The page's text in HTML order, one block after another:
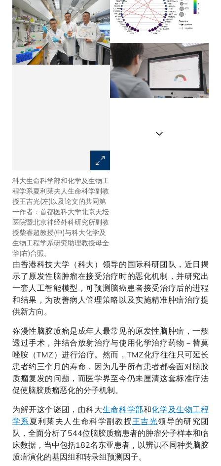
科大生命科学部和化学及生物工
程学系夏利莱夫人生命科学副教
授王吉光(左)以及论文的共同第
一作者：首都医科大学北京天坛
医院暨北京神经外科研究所副教
授柴睿超教授(中)与科大化学及
生物工程学系研究助理教授母全
华(右)合照。
由香港科技大学（科大）领导的国际科研团队，近日揭
示了原发性脑肿瘤在接受治疗时的恶化机制，并研究出
一套人工智能模型，可预测脑癌患者接受治疗后的进程
和结果，为改善病人管理策略以及实施精准肿瘤治疗提
供新方向。
弥漫性脑胶质瘤是成年人最常见的原发性脑肿瘤，一般
透过手术，并结合放射治疗与使用化学治疗药物－替莫
唑胺（TMZ）进行治疗。然而，TMZ化疗往往只可延长
患者约三个月的寿命，因为几乎所有患者都会面对脑胶
质瘤复发的问题，而医学界至今仍未厘清这套标准疗法
促使脑胶质瘤恶化的分子机制。
为解开这个谜团，由科大生命科学部和化学及生物工程
学系夏利莱夫人生命科学副教授王吉光领导的研究团
队，全面分析了544位脑胶质瘤患者的肿瘤分子样本和临
床数据，当中包括182名东亚患者，以辨识不同种类脑胶
质瘤演化的基因组和转录组预测因子。